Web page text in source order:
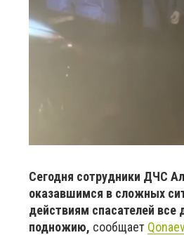
Сегодня сотрудники ДЧС
оказавшимся в сложных
действиям спасателей
подножию, сообщает